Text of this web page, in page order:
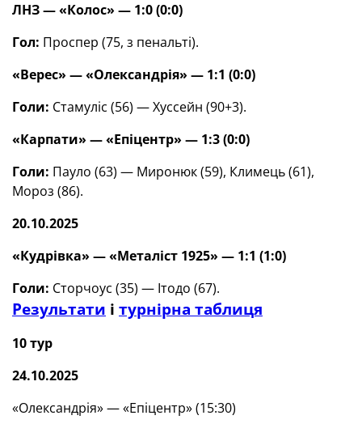
ЛНЗ — «Колос» — 1:0 (0:0)
Гол: Проспер (75, з пенальті).
«Верес» — «Олександрія» — 1:1 (0:0)
Голи: Стамуліс (56) — Хуссейн (90+3).
«Карпати» — «Епіцентр» — 1:3 (0:0)
Голи: Пауло (63) — Миронюк (59), Климець (61),
Мороз (86).
20.10.2025
«Кудрівка» — «Металіст 1925» — 1:1 (1:0)
Голи: Сторчоус (35) — Ітодо (67).
Результати і турнірна таблиця
10 тур
24.10.2025
«Олександрія» — «Епіцентр» (15:30)